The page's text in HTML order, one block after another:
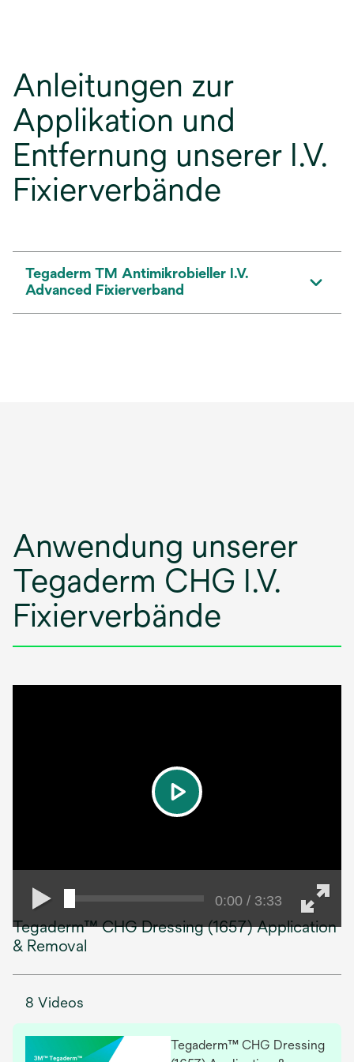
Anleitungen zur
Applikation und
Entfernung unserer I.V.
Fixierverbände
Tegaderm TM Antimikrobieller I.V.
Advanced Fixierverband
Anwendung unserer
Tegaderm CHG I.V.
Fixierverbände
0:00 / 3:33
play
Tegaderm™ CHG Dressing (1657) Application
& Removal
8 Videos
Tegaderm™ CHG Dressing